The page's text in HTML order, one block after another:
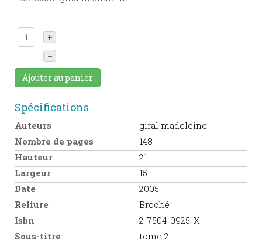
+
–
Ajouter au panier
Spécifications
Auteurs
giral madeleine
Nombre de pages
148
Hauteur
21
Largeur
15
Date
2005
Reliure
Broché
Isbn
2-7504-0925-X
Sous-titre
tome 2